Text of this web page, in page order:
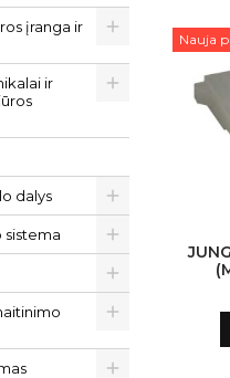
įranga ir
ir
dalys
sistema
Nauja